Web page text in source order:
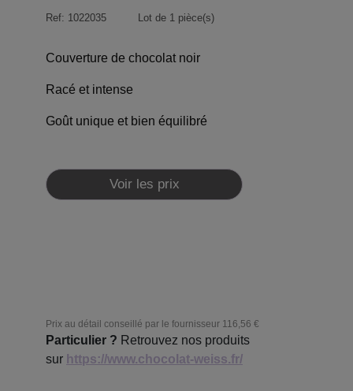
Ref: 1022035 Lot de 1 pièce(s)
Couverture de chocolat noir
Racé et intense
Goût unique et bien équilibré
Voir les prix
Prix au détail conseillé par le fournisseur 116,56 €
Particulier ? Retrouvez nos produits
sur https://www.chocolat-weiss.fr/